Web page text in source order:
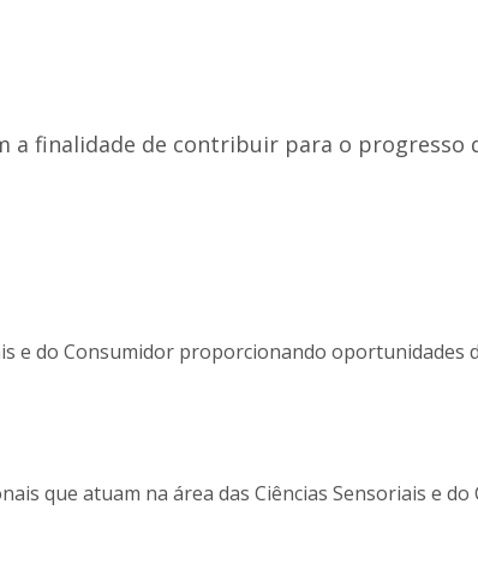
a finalidade de contribuir para o progresso
e do Consumidor proporcionando oportunidades
que atuam na área das Ciências Sensoriais e do